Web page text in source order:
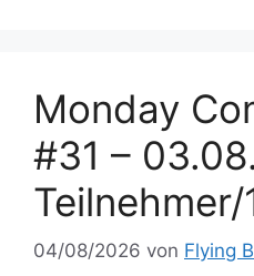
Monday
#31 –
04/08/2026 von Flying